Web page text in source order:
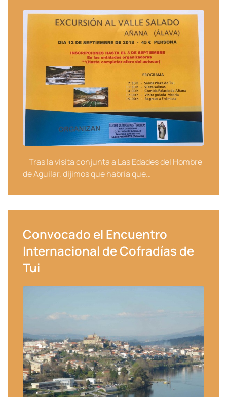
Tras la visita conjunta a Las Edades del Hombre
de Aguilar, dijimos que habría que…
Convocado el Encuentro
Internacional de Cofradías de
Tui